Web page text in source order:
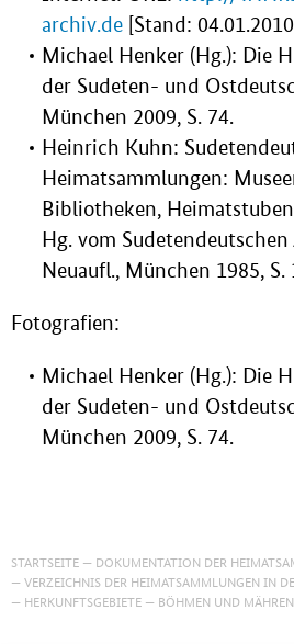
archiv.de [Stand:
Michael Henker (Hg.): Die
der Sudeten- und
München 2009, S. 74.
Heinrich Kuhn:
Heimatsammlungen:
Bibliotheken,
Hg. vom
Neuaufl., München 1985, S.
Fotografien:
Michael Henker (Hg.): Die
der Sudeten- und
München 2009, S. 74.
STARTSEITE
DOKUMENTATION DER
VERZEICHNIS DER HEIMATSAMMLUNGEN IN
HERKUNFTSGEBIETE
BÖHMEN UND MÄHREN